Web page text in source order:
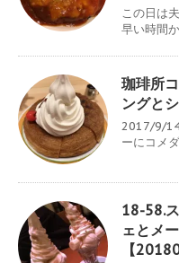
この日は
早い時間
珈琲所
ングと
2017/9/14
ーにコメ
18-58.
ェとメ
【